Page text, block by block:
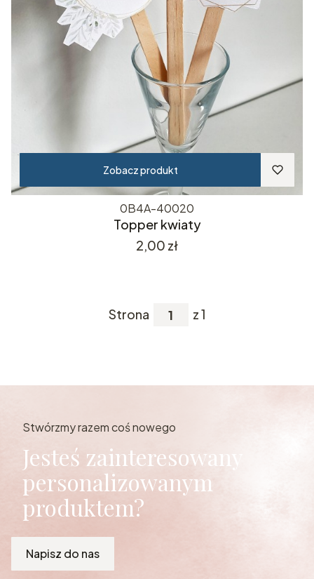
Zobacz produkt
0B4A-40020
Topper kwiaty
Cena
2,00 zł
Strona z 1
Stwórzmy razem coś nowego
Jesteś zainteresowany
personalizowanym
produktem?
Napisz do nas